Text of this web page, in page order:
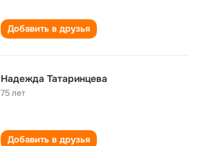
Добавить в друзья
Надежда Татаринцева
75 лет
Добавить в друзья